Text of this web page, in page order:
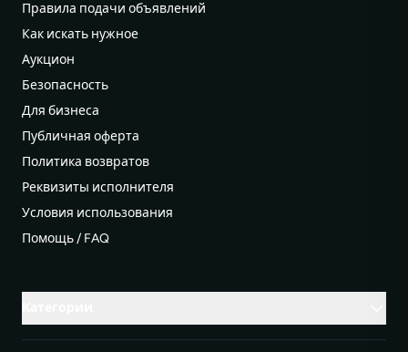
Правила подачи объявлений
Как искать нужное
Аукцион
Безопасность
Для бизнеса
Публичная оферта
Политика возвратов
Реквизиты исполнителя
Условия использования
Помощь / FAQ